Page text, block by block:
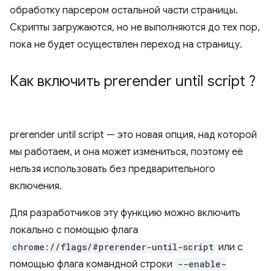
обработку парсером остальной части страницы.
Скрипты загружаются, но не выполняются до тех пор,
пока не будет осуществлен переход на страницу.
Как включить prerender until script ?
prerender until script — это новая опция, над которой
мы работаем, и она может измениться, поэтому её
нельзя использовать без предварительного
включения.
Для разработчиков эту функцию можно включить
локально с помощью флага
chrome://flags/#prerender-until-script или с
помощью флага командной строки --enable-